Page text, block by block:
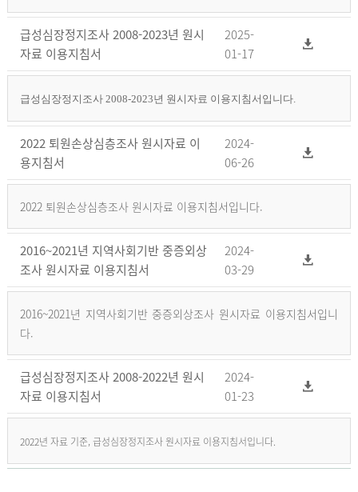
급성심장정지조사 2008-2023년 원시
자료 이용지침서
2025-
01-17
급성심장정지조사 2008-2023년 원시자료 이용지침서입니다.
2022 퇴원손상심층조사 원시자료 이
용지침서
2024-
06-26
2022 퇴원손상심층조사 원시자료 이용지침서입니다.
2016~2021년 지역사회기반 중증외상
조사 원시자료 이용지침서
2024-
03-29
2016~2021년 지역사회기반 중증외상조사 원시자료 이용지침서입니
다.
급성심장정지조사 2008-2022년 원시
자료 이용지침서
2024-
01-23
2022년 자료 기준, 급성심장정지조사 원시자료 이용지침서입니다.